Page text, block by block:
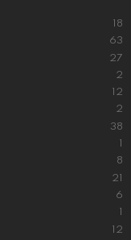
18
63
27
2
12
2
38
8
21
6
12